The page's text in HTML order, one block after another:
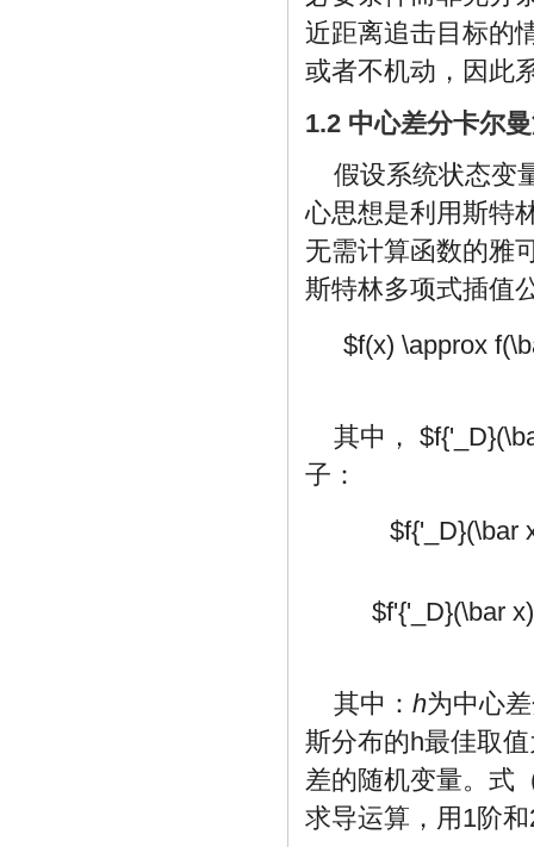
近距离追击目标的
或者不机动，因此
1.2 中心差分卡尔
假设系统状态变
心思想是利用斯特
无需计算函数的雅
斯特林多项式插值
$f(x) \approx
其中，
子：
$f{'_D}(\bar
$f'{'_D}(\bar
其中： h为中心
斯分布的h最佳取
差的随机变量。式
求导运算，用1阶